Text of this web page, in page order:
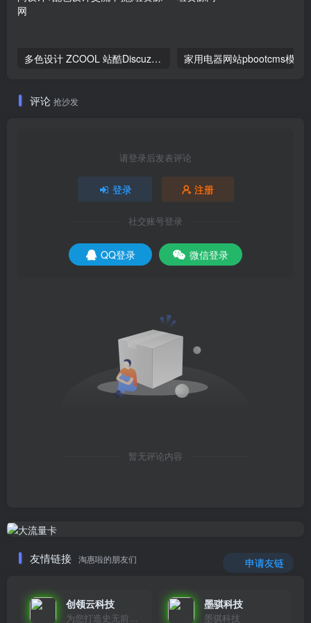
多色设计 ZCOOL 站酷Discuz 模板/文章频道版本+站酷素材源码+空间设计+配色设计交流
评论 抢沙发
请登录后发表评论
登录 注册
社交账号登录
QQ登录 微信登录
暂无评论内容
友情链接 淘惠啦的朋友们 申请友链
创领云科技
为您打造史无前例的应用产品带您认识新时代产品的创新
墨骐科技
墨骐科技